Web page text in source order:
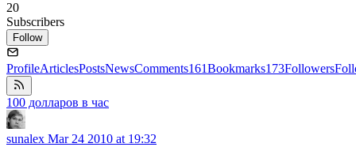
20
Subscribers
Follow
ProfileArticlesPostsNewsComments161Bookmarks173Followers
100 долларов в час
sunalex Mar 24 2010 at 19:32